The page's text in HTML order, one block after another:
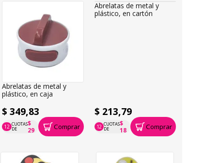
Abrelatas de metal y
plástico, en caja
$ 349,83
12 CUOTAS
DE
$
29
P.T.F. $ 350 Comprar
Abrelatas de metal y
plástico, en cartón
$ 213,79
12 CUOTAS
DE
$
18
P.T.F. $ 214 Comprar